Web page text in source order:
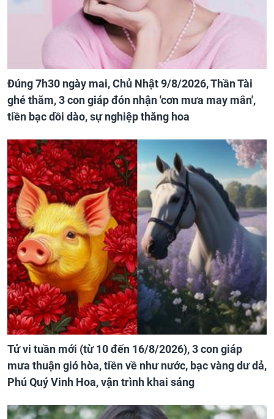
Đúng 7h30 ngày mai, Chủ Nhật 9/8/2026, Thần Tài
ghé thăm, 3 con giáp đón nhận 'cơn mưa may mắn',
tiền bạc dồi dào, sự nghiệp thăng hoa
Tử vi tuần mới (từ 10 đến 16/8/2026), 3 con giáp
mưa thuận gió hòa, tiền về như nước, bạc vàng dư dả,
Phú Quý Vinh Hoa, vận trình khai sáng